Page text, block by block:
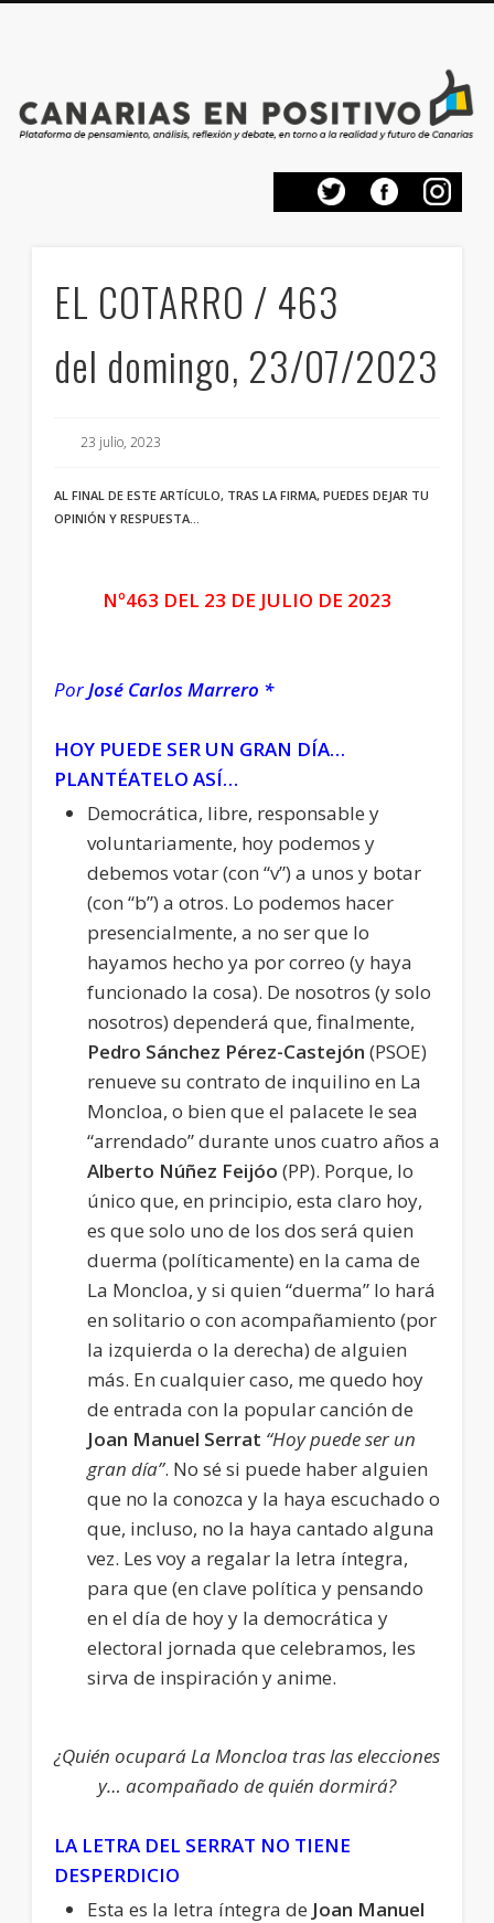
EL COTARRO / 463
del domingo, 23/07/2023
23 julio, 2023
AL FINAL DE ESTE ARTÍCULO, TRAS LA FIRMA, PUEDES DEJAR TU
OPINIÓN Y RESPUESTA…
Nº463 DEL 23 DE JULIO DE 2023
PorJosé Carlos Marrero *
HOY PUEDE SER UN GRAN DÍA…
PLANTÉATELO ASÍ…
Democrática, libre, responsable y
voluntariamente, hoy podemos y
debemos votar (con “v”) a unos y botar
(con “b”) a otros. Lo podemos hacer
presencialmente, a no ser que lo
hayamos hecho ya por correo (y haya
funcionado la cosa). De nosotros (y solo
nosotros) dependerá que, finalmente,
Pedro Sánchez Pérez-Castejón (PSOE)
renueve su contrato de inquilino en La
Moncloa, o bien que el palacete le sea
“arrendado” durante unos cuatro años a
Alberto Núñez Feijóo (PP). Porque, lo
único que, en principio, esta claro hoy,
es que solo uno de los dos será quien
duerma (políticamente) en la cama de
La Moncloa, y si quien “duerma” lo hará
en solitario o con acompañamiento (por
la izquierda o la derecha) de alguien
más. En cualquier caso, me quedo hoy
de entrada con la popular canción de
Joan Manuel Serrat “Hoy puede ser un
gran día”. No sé si puede haber alguien
que no la conozca y la haya escuchado o
que, incluso, no la haya cantado alguna
vez. Les voy a regalar la letra íntegra,
para que (en clave política y pensando
en el día de hoy y la democrática y
electoral jornada que celebramos, les
sirva de inspiración y anime.
¿Quién ocupará La Moncloa tras las elecciones
y… acompañado de quién dormirá?
LA LETRA DEL SERRAT NO TIENE
DESPERDICIO
Esta es la letra íntegra de Joan Manuel